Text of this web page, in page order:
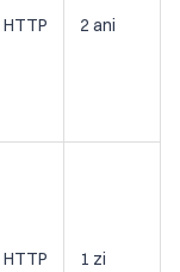
HTTP 2 ani
HTTP 1 zi